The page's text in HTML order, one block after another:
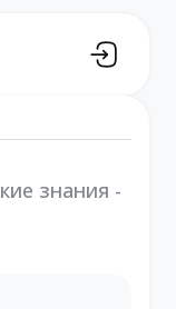
знания -